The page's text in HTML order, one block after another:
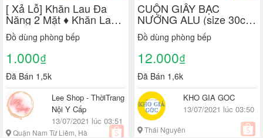
[ Xả Lỗ] Khăn Lau Đa
Năng 2 Mặt ♦️ Khăn Lau
Bếp, Bát Đĩa, Cốc Chén
Siêu Thấm Hút(
24*15cm)
Đồ dùng phòng bếp
1.000₫
Đã Bán 1,5k
Lee Shop - ThờiTrang
Nội Y Cấp
13/07/2021 lúc 03:51
Quận Nam Từ Liêm, Hà
CUỘN GIẤY BẠC
NƯỚNG ALU (size 30cm
x 5m)
Đồ dùng phòng bếp
12.000₫
Đã Bán 1,6k
KHO GIA GOC
13/07/2021 lúc 03:50
Thái Nguyên